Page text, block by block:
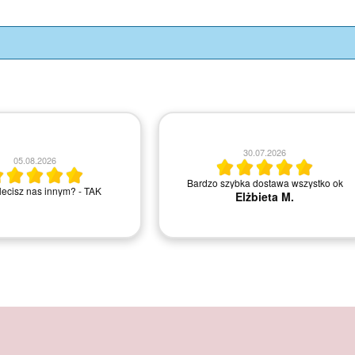
madley.pl. juz nie pierwszy raz
i jestem zadowolona.
14.07.2026
Szybka dostawa, ładnie zapakowane.
Polecam sklep